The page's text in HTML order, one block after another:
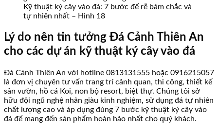
Kỹ thuật ký cây vào đá: 7 bước để rễ bám chắc và
tự nhiên nhất – Hình 18
Lý do nên tin tưởng Đá Cảnh Thiên An
cho các dự án kỹ thuật ký cây vào đá
Đá Cảnh Thiên An với hotline 0813131555 hoặc 0916215057
là đơn vị chuyên tư vấn trang trí cảnh quan, thi công, thiết kế
sân vườn, hồ cá Koi, non bộ resort, biệt thự. Chúng tôi sở
hữu đội ngũ nghệ nhân giàu kinh nghiệm, sử dụng đá tự nhiên
chất lượng cao và áp dụng đúng 7 bước kỹ thuật ký cây vào
đá để mang đến sản phẩm hoàn hảo nhất cho quý khách.